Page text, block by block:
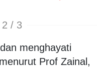
2 / 3
menghayati
Prof Zainal,